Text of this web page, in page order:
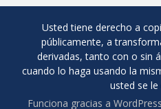
Usted tiene derecho a
públicamente, a
derivadas, tanto con o sin
cuando lo haga usando la
usted se
Funciona gracias a WordPress